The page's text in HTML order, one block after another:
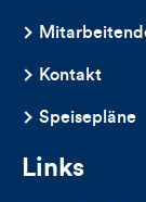
Kontakt
Speisepläne
Links